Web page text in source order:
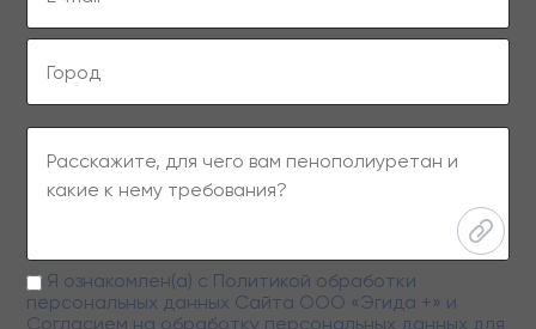
Я ознакомлен(а) с Политикой обработки
персональных данных Сайта ООО «Эгида +» и
Согласием на обработку персональных данных для